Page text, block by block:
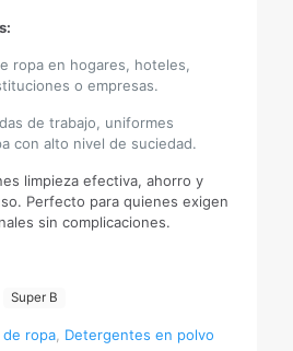
ropa en hogares, hoteles,
o empresas.
de trabajo, uniformes
con alto nivel de suciedad.
limpieza efectiva, ahorro y
Perfecto para quienes exigen
sin complicaciones.
Super B
de ropa Detergentes en polvo